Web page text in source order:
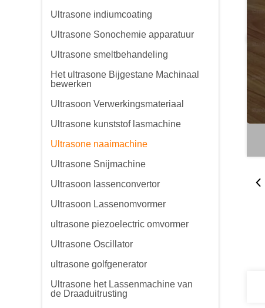
Ultrasone indiumcoating
Ultrasone Sonochemie apparatuur
Ultrasone smeltbehandeling
Het ultrasone Bijgestane Machinaal
bewerken
Ultrasoon Verwerkingsmateriaal
Ultrasone kunststof lasmachine
Ultrasone naaimachine
Ultrasone Snijmachine
Ultrasoon lassenconvertor
Ultrasoon Lassenomvormer
ultrasone piezoelectric omvormer
Ultrasone Oscillator
ultrasone golfgenerator
Ultrasone het Lassenmachine van
de Draaduitrusting